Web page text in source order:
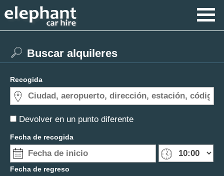
Devolver en un punto diferente
Buscar alquileres
Recogida
Fecha de recogida
Fecha de regreso